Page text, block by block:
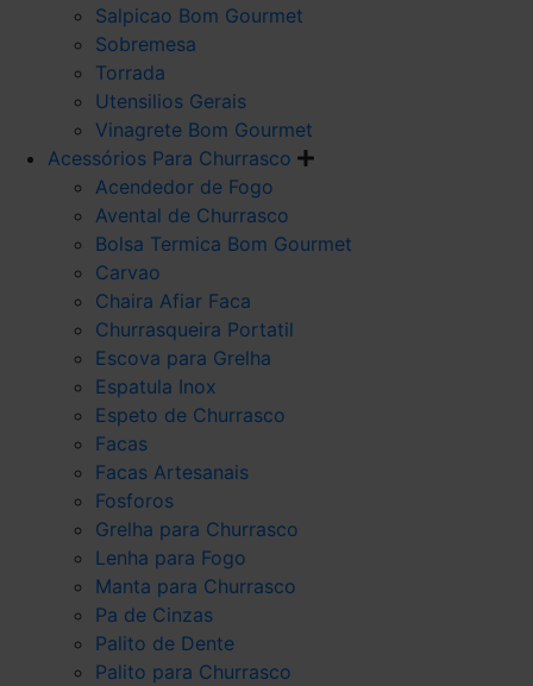
Salpicao Bom Gourmet
Sobremesa
Torrada
Utensilios Gerais
Vinagrete Bom Gourmet
Acessórios Para Churrasco
Acendedor de Fogo
Avental de Churrasco
Bolsa Termica Bom Gourmet
Carvao
Chaira Afiar Faca
Churrasqueira Portatil
Escova para Grelha
Espatula Inox
Espeto de Churrasco
Facas
Facas Artesanais
Fosforos
Grelha para Churrasco
Lenha para Fogo
Manta para Churrasco
Pa de Cinzas
Palito de Dente
Palito para Churrasco